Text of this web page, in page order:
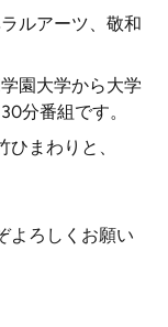
ルアーツ、敬和
園大学から大学
分番組です。
まわりと、
よろしくお願い